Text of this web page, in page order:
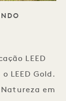
LEED
LEED Gold.
em